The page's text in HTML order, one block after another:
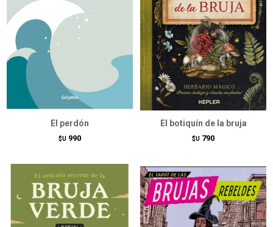
El perdón
$U 990
El botiquín de la bruja
$U 790